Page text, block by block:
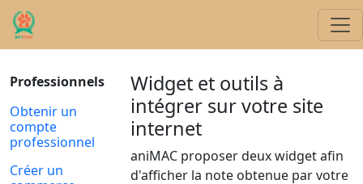
Professionnels
Obtenir un
compte
professionnel
Créer un
Widget et outils à
intégrer sur votre site
internet
aniMAC proposer deux widget afin
d'afficher la note obtenue par votre